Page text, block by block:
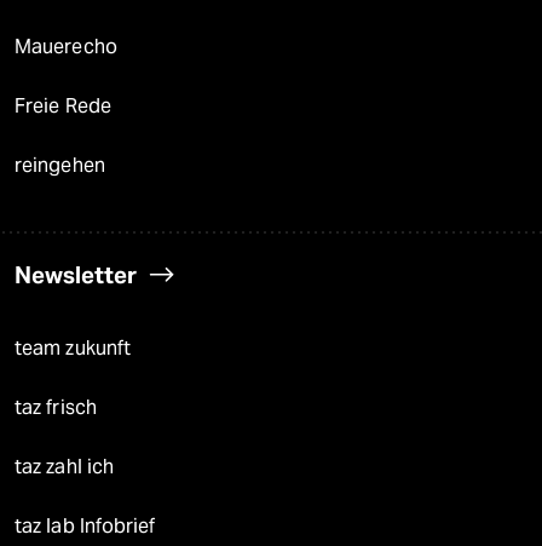
Mauerecho
Freie Rede
reingehen
Newsletter
team zukunft
taz frisch
taz zahl ich
taz lab Infobrief